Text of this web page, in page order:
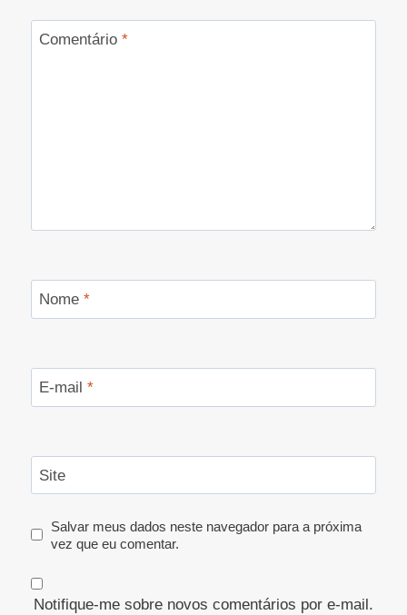
Comentário *
Nome *
E-mail *
Site
Salvar meus dados neste navegador para a próxima
vez que eu comentar.
Notifique-me sobre novos comentários por e-mail.